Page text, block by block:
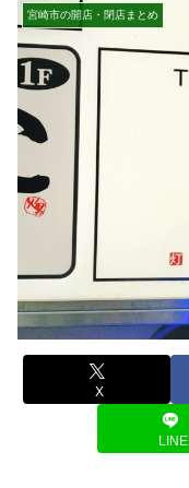
宮崎市の開店・閉店まとめ
X
LINE